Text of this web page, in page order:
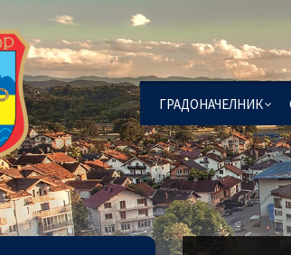
ГРАДОНАЧЕЛНИК